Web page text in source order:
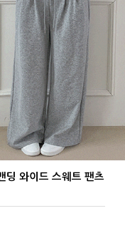
딩 와이드 스웨트 팬츠